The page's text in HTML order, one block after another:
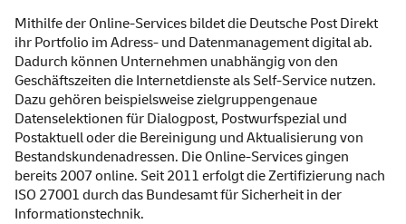
Mithilfe der Online-Services bildet die Deutsche Post Direkt
ihr Portfolio im Adress- und Datenmanagement digital ab.
Dadurch können Unternehmen unabhängig von den
Geschäftszeiten die Internetdienste als Self-Service nutzen.
Dazu gehören beispielsweise zielgruppengenaue
Datenselektionen für Dialogpost, Postwurfspezial und
Postaktuell oder die Bereinigung und Aktualisierung von
Bestandskundenadressen. Die Online-Services gingen
bereits 2007 online. Seit 2011 erfolgt die Zertifizierung nach
ISO 27001 durch das Bundesamt für Sicherheit in der
Informationstechnik.